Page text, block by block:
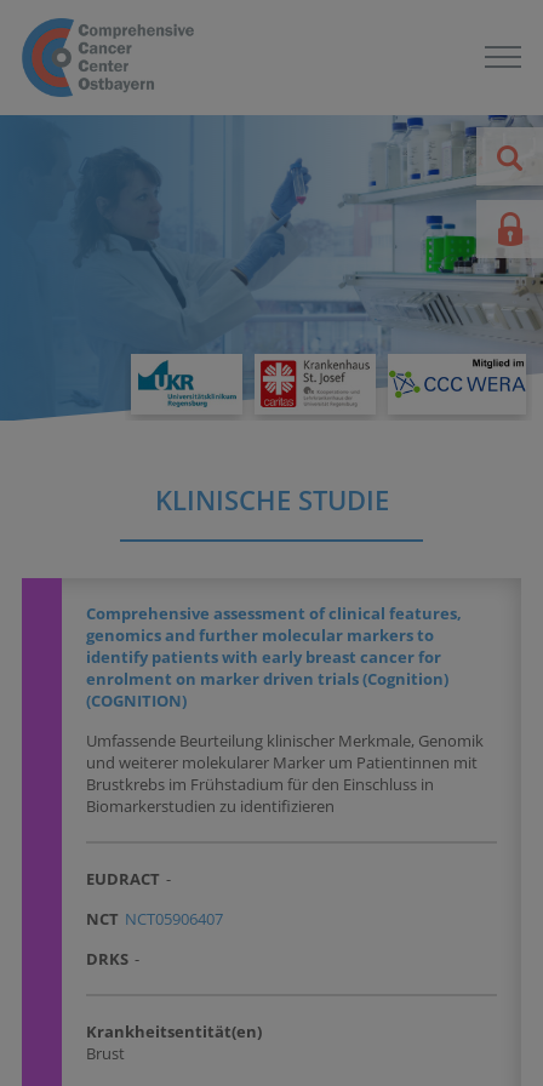
KLINISCHE STUDIE
Comprehensive assessment of clinical features,
genomics and further molecular markers to
identify patients with early breast cancer for
enrolment on marker driven trials (Cognition)
(COGNITION)
Umfassende Beurteilung klinischer Merkmale, Genomik
und weiterer molekularer Marker um Patientinnen mit
Brustkrebs im Frühstadium für den Einschluss in
Biomarkerstudien zu identifizieren
EUDRACT -
NCT NCT05906407
DRKS -
Krankheitsentität(en)
Brust